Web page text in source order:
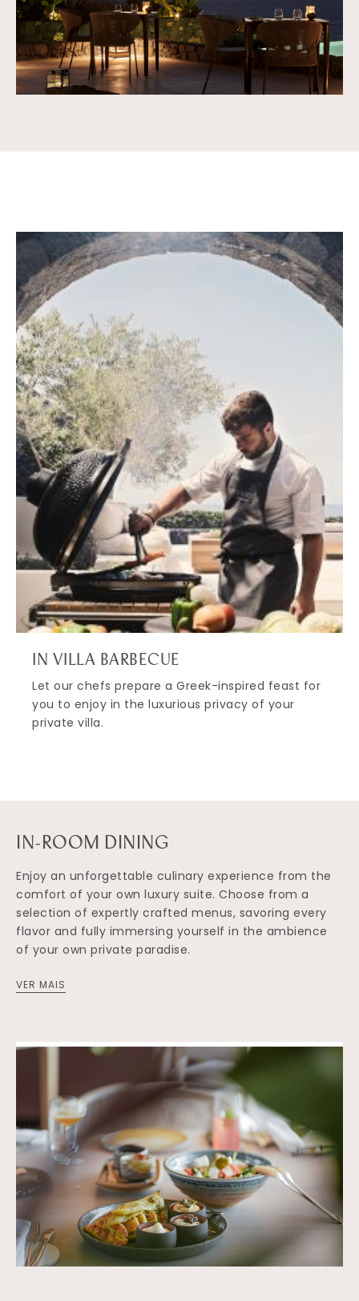
IN VILLA BARBECUE
Let our chefs prepare a Greek-inspired feast for
you to enjoy in the luxurious privacy of your
private villa.
IN-ROOM DINING
Enjoy an unforgettable culinary experience from the
comfort of your own luxury suite. Choose from a
selection of expertly crafted menus, savoring every
flavor and fully immersing yourself in the ambience
of your own private paradise.
VER MAIS